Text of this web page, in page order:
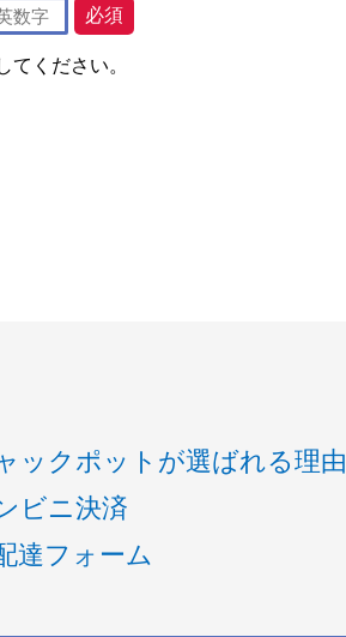
必須
てください。
ックポットが選ばれる理由
ビニ決済
達フォーム